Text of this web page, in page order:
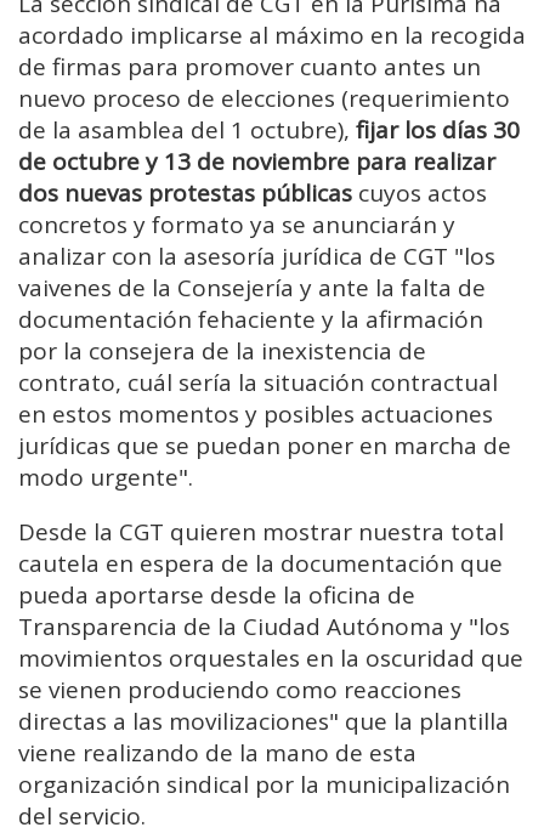
acordado implicarse al máximo en la recogida
de firmas para promover cuanto antes un
nuevo proceso de elecciones (requerimiento
de la asamblea del 1 octubre), fijar los días 30
de octubre y 13 de noviembre para realizar
dos nuevas protestas públicas cuyos actos
concretos y formato ya se anunciarán y
analizar con la asesoría jurídica de CGT "los
vaivenes de la Consejería y ante la falta de
documentación fehaciente y la afirmación
por la consejera de la inexistencia de
contrato, cuál sería la situación contractual
en estos momentos y posibles actuaciones
jurídicas que se puedan poner en marcha de
modo urgente".
Desde la CGT quieren mostrar nuestra total
cautela en espera de la documentación que
pueda aportarse desde la oficina de
Transparencia de la Ciudad Autónoma y "los
movimientos orquestales en la oscuridad que
se vienen produciendo como reacciones
directas a las movilizaciones" que la plantilla
viene realizando de la mano de esta
organización sindical por la municipalización
del servicio.